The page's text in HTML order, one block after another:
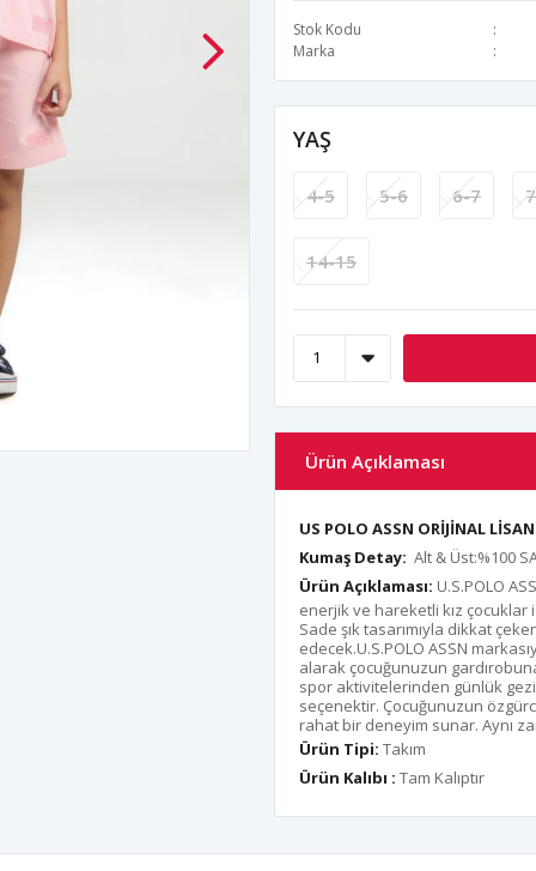
Stok Kodu
Marka
YAŞ
4-5 5-6 6-7
14-15
Ürün Açıklaması
US POLO ASSN ORİJİNAL
Kumaş Detay: Alt & Üst:%100
Ürün Açıklaması: U.S.POLO
enerjik ve hareketli kız
Sade şık tasarımıyla dikkat
edecek.U.S.POLO ASSN
alarak çocuğunuzun
spor aktivitelerinden günlük
seçenektir. Çocuğunuzun
rahat bir deneyim sunar. Aynı
Ürün Tipi: Takım
Ürün Kalıbı : Tam Kalıptır